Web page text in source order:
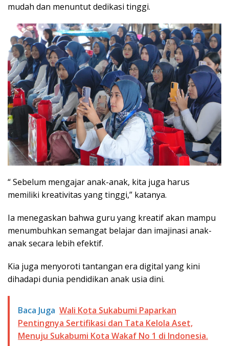
mudah dan menuntut dedikasi tinggi.
“ Sebelum mengajar anak-anak, kita juga harus
memiliki kreativitas yang tinggi,” katanya.
Ia menegaskan bahwa guru yang kreatif akan mampu
menumbuhkan semangat belajar dan imajinasi anak-
anak secara lebih efektif.
Kia juga menyoroti tantangan era digital yang kini
dihadapi dunia pendidikan anak usia dini.
Baca Juga Wali Kota Sukabumi Paparkan
Pentingnya Sertifikasi dan Tata Kelola Aset,
Menuju Sukabumi Kota Wakaf No 1 di Indonesia.